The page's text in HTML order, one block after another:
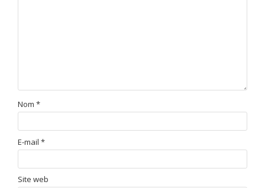
Nom *
E-mail *
Site web